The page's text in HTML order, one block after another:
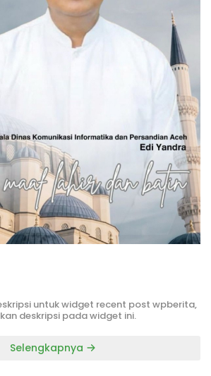
untuk widget recent post wpberita,
deskripsi pada widget ini.
Selengkapnya